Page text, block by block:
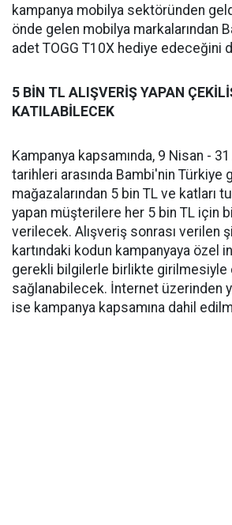
kampanya mobilya sektöründen
önde gelen mobilya markalarından
adet TOGG T10X hediye edeceğini
5 BİN TL ALIŞVERİŞ YAPAN
KATILABİLECEK
Kampanya kapsamında, 9 Nisan -
tarihleri arasında Bambi'nin Türkiye
mağazalarından 5 bin TL ve katları
yapan müşterilere her 5 bin TL için
verilecek. Alışveriş sonrası verilen
kartındaki kodun kampanyaya özel
gerekli bilgilerle birlikte girilmesiyle
sağlanabilecek. İnternet üzerinden
ise kampanya kapsamına dahil